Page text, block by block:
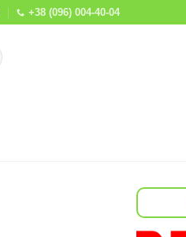
+38 (096) 004-40-04